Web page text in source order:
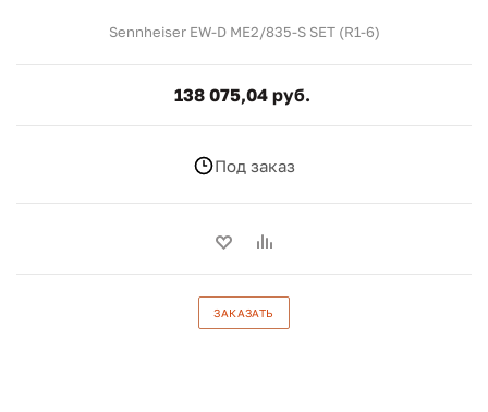
Sennheiser EW-D ME2/835-S SET (R1-6)
138 075,04 руб.
Под заказ
ЗАКАЗАТЬ